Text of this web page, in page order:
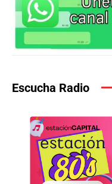
Escucha Radio